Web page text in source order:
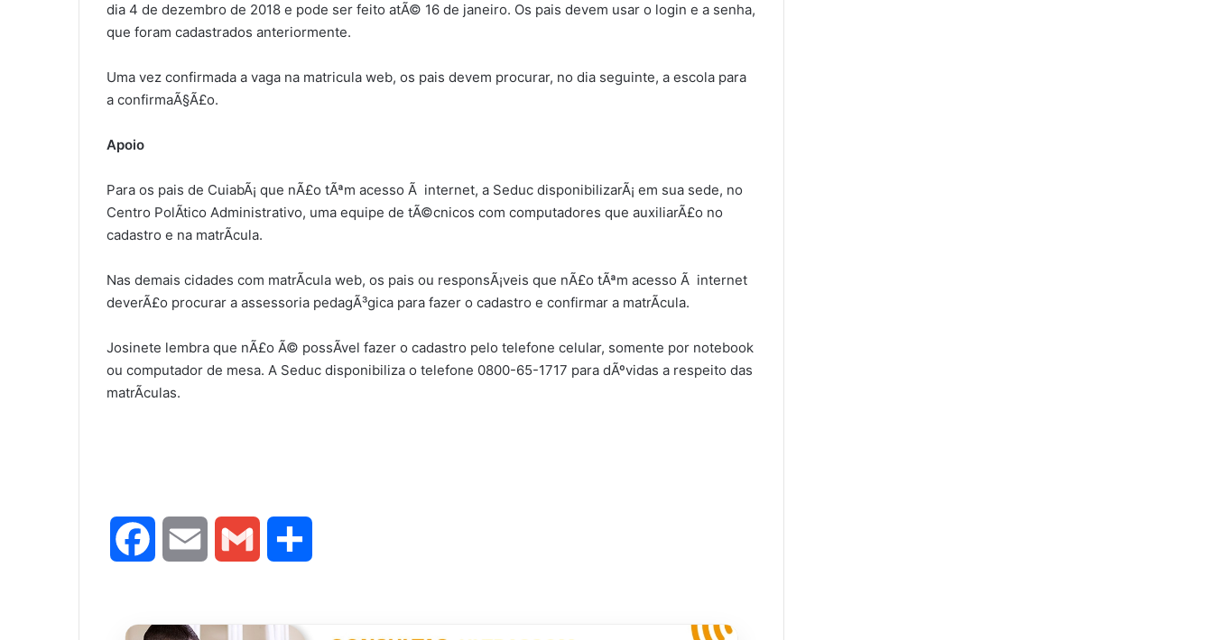
dia 4 de dezembro de 2018 e pode ser feito atÃ© 16 de janeiro. Os pais devem usar o login e a senha,
que foram cadastrados anteriormente.
Uma vez confirmada a vaga na matricula web, os pais devem procurar, no dia seguinte, a escola para
a confirmaÃ§Ã£o.
Apoio
Para os pais de CuiabÃ¡ que nÃ£o tÃªm acesso Ã internet, a Seduc disponibilizarÃ¡ em sua sede, no
Centro PolÃ­tico Administrativo, uma equipe de tÃ©cnicos com computadores que auxiliarÃ£o no
cadastro e na matrÃ­cula.
Nas demais cidades com matrÃ­cula web, os pais ou responsÃ¡veis que nÃ£o tÃªm acesso Ã internet
deverÃ£o procurar a assessoria pedagÃ³gica para fazer o cadastro e confirmar a matrÃ­cula.
Josinete lembra que nÃ£o Ã© possÃ­vel fazer o cadastro pelo telefone celular, somente por notebook
ou computador de mesa. A Seduc disponibiliza o telefone 0800-65-1717 para dÃºvidas a respeito das
matrÃ­culas.
c a a